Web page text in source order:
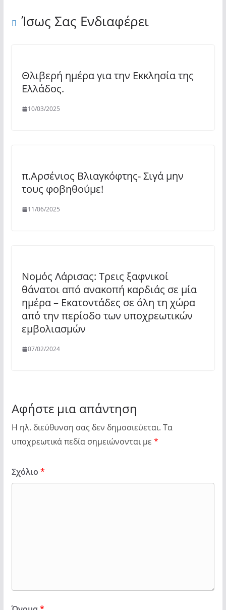
Ίσως Σας Ενδιαφέρει
Θλιβερή ημέρα για την Εκκλησία της
Ελλάδος.
10/03/2025
π.Αρσένιος Βλιαγκόφτης- Σιγά μην
τους φοβηθούμε!
11/06/2025
Νομός Λάρισας: Τρεις ξαφνικοί
θάνατοι από ανακοπή καρδιάς σε μία
ημέρα – Εκατοντάδες σε όλη τη χώρα
από την περίοδο των υποχρεωτικών
εμβολιασμών
07/02/2024
Αφήστε μια απάντηση
Η ηλ. διεύθυνση σας δεν δημοσιεύεται. Τα
υποχρεωτικά πεδία σημειώνονται με *
Σχόλιο *